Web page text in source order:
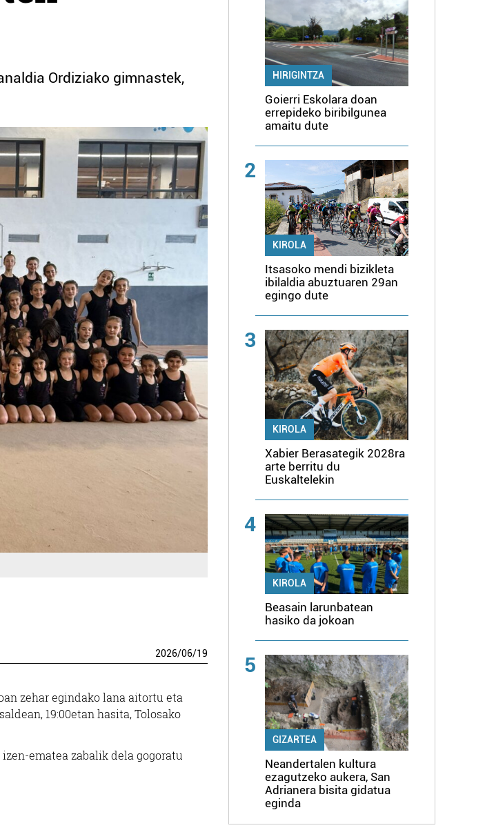
Ordiziako gimnastek,
2026/06/19
zehar egindako lana aitortu eta
19:00etan hasita, Tolosako
ematea zabalik dela gogoratu
HIRIGINTZA
Goierri Eskolara doan
errepideko biribilgunea
amaitu dute
2
KIROLA
Itsasoko mendi bizikleta
ibilaldia abuztuaren 29an
egingo dute
3
KIROLA
Xabier Berasategik 2028ra
arte berritu du
Euskaltelekin
4
KIROLA
Beasain larunbatean
hasiko da jokoan
5
GIZARTEA
Neandertalen kultura
ezagutzeko aukera, San
Adrianera bisita gidatua
eginda